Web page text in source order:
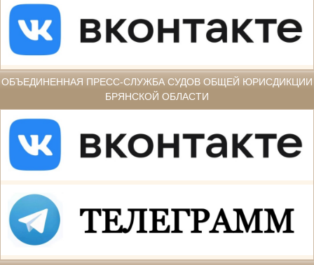
ОБЪЕДИНЕННАЯ ПРЕСС-СЛУЖБА СУДОВ ОБЩЕЙ ЮРИСДИКЦИИ
БРЯНСКОЙ ОБЛАСТИ